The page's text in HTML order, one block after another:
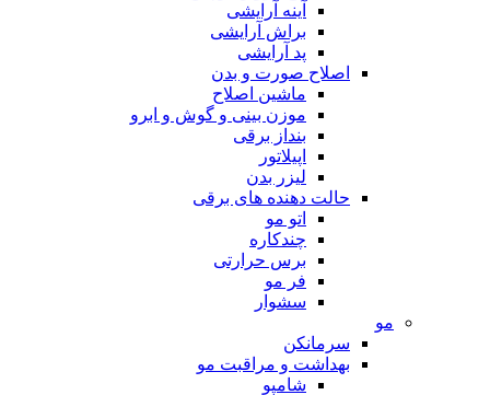
آینه آرایشی
براش آرایشی
پد آرایشی
اصلاح صورت و بدن
ماشین اصلاح
موزن بینی و گوش و ابرو
بنداز برقی
اپیلاتور
لیزر بدن
حالت دهنده های برقی
اتو مو
چندکاره
برس حرارتی
فر مو
سشوار
مو
سرمانکن
بهداشت و مراقبت مو
شامپو